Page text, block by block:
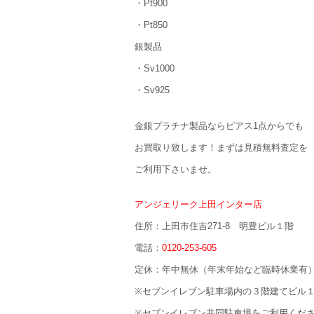
・Pt900
・Pt850
銀製品
・Sv1000
・Sv925
金銀プラチナ製品ならピアス1点からでも
お買取り致します！まずは見積無料査定を
ご利用下さいませ。
アンジェリーク上田インター店
住所：上田市住吉271-8 明豊ビル１階
電話： 0120-253-605
定休：年中無休（年末年始など臨時休業有）
※セブンイレブン駐車場内の３階建てビル